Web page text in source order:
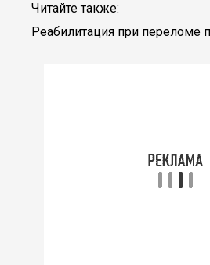
Читайте также:
Реабилитация при переломе